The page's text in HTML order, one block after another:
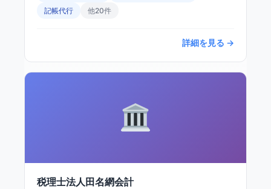
記帳代行
他20件
詳細を見る →
税理士法人田名網会計